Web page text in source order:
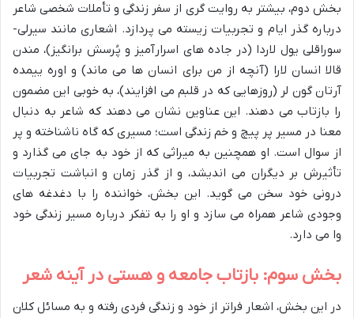
بخش دوم، بیشتر به روایت گری از سفر زندگی و تأملات شخصی شاعر
درباره گذر ایام و تجربیات زیسته می پردازد. اشعاری مانند سیرلی-
سوراقلی یول لاردا (در جاده های اسرارآمیز و پُرسش برانگیز)، مندن
قالا انسان لارا (آنچه از من برای انسان ها می ماند) و اوره ییمده
آرتان گون لر (روزهایی که در قلبم می افزایند)، به خوبی این مضمون
را بازتاب می دهند. این عناوین نشان می دهند که شاعر به دنبال
معنا در مسیر پر پیچ و خم زندگی است؛ مسیری که گاه ناشناخته و پر
از سوال است. او همچنین به میراثی که از خود به جای می گذارد و
تأثیرش بر دیگران می اندیشد، و از گذر زمان و انباشت تجربیات
درونی خود سخن می گوید. این بخش، خواننده را با دغدغه های
وجودی شاعر همراه می سازد و او را به تفکر درباره مسیر زندگی خود
وا می دارد.
بخش سوم: بازتاب جامعه و هستی در آینه شعر
در این بخش، اشعار فراتر از خود و زندگی فردی رفته و به مسائل کلان